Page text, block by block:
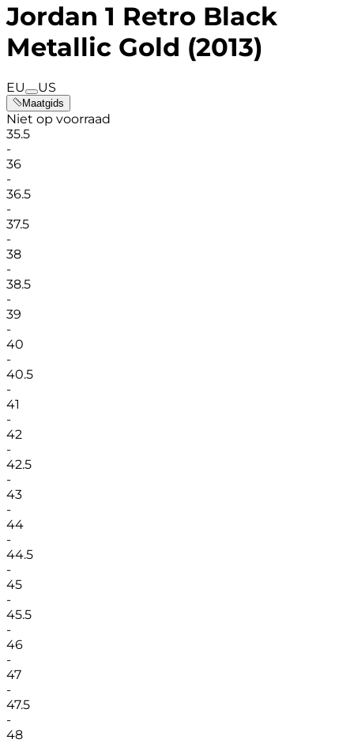
Jordan 1 Retro Black
Metallic Gold (2013)
EU US
Maatgids
Niet op voorraad
35.5
-
36
-
36.5
-
37.5
-
38
-
38.5
-
39
-
40
-
40.5
-
41
-
42
-
42.5
-
43
-
44
-
44.5
-
45
-
45.5
-
46
-
47
-
47.5
-
48